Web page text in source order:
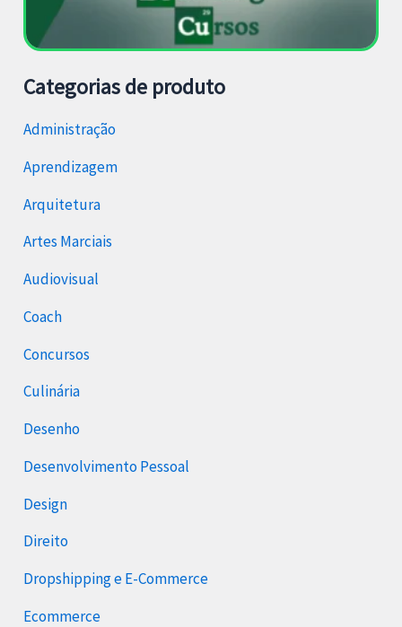
Categorias de produto
Administração
Aprendizagem
Arquitetura
Artes Marciais
Audiovisual
Coach
Concursos
Culinária
Desenho
Desenvolvimento Pessoal
Design
Direito
Dropshipping e E-Commerce
Ecommerce